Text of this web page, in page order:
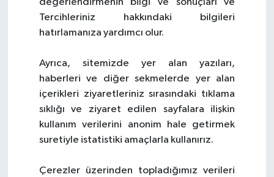
değerlendirmenin bilgi ve sonuçları ve
Tercihleriniz hakkındaki bilgileri
hatırlamanıza yardımcı olur.
Ayrıca, sitemizde yer alan yazıları,
haberleri ve diğer sekmelerde yer alan
içerikleri ziyaretleriniz sırasındaki tıklama
sıklığı ve ziyaret edilen sayfalara ilişkin
kullanım verilerini anonim hale getirmek
suretiyle istatistiki amaçlarla kullanırız.
Çerezler üzerinden topladığımız verileri